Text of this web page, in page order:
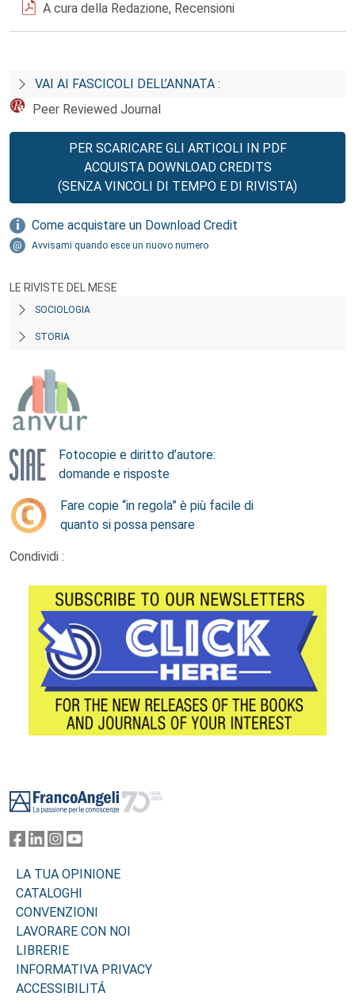
A cura della Redazione, Recensioni
VAI AI FASCICOLI DELL’ANNATA :
Peer Reviewed Journal
PER SCARICARE GLI ARTICOLI IN PDF
ACQUISTA DOWNLOAD CREDITS
(SENZA VINCOLI DI TEMPO E DI RIVISTA)
Come acquistare un Download Credit
Avvisami quando esce un nuovo numero
LE RIVISTE DEL MESE
SOCIOLOGIA
STORIA
Fotocopie e diritto d’autore:
domande e risposte
Fare copie “in regola” è più facile di
quanto si possa pensare
Condividi :
LA TUA OPINIONE
CATALOGHI
CONVENZIONI
LAVORARE CON NOI
LIBRERIE
INFORMATIVA PRIVACY
ACCESSIBILITÁ